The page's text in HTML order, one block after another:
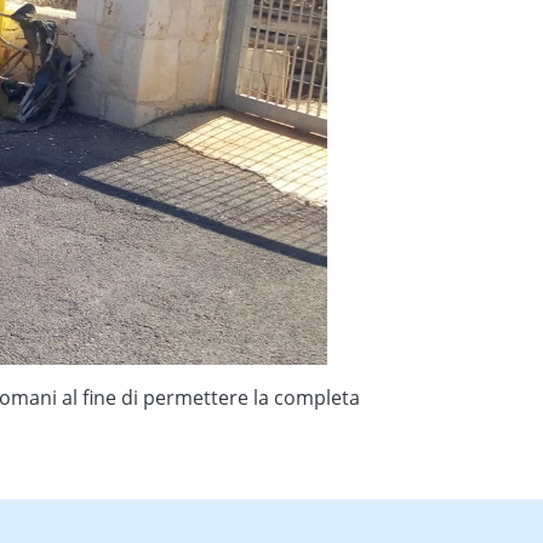
al fine di permettere la completa